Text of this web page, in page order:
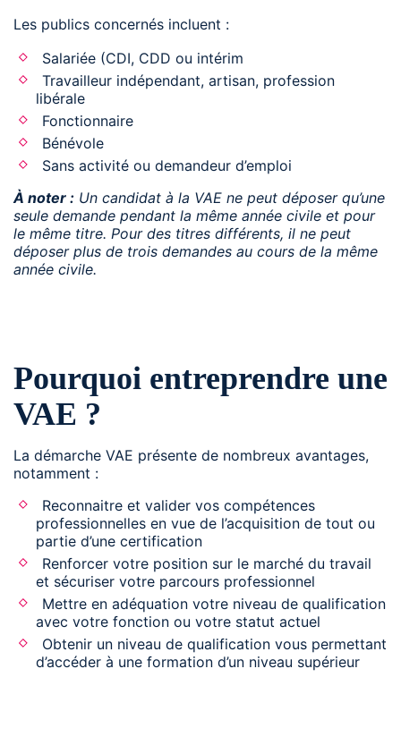
Les publics concernés incluent :
Salariée (CDI, CDD ou intérim
Travailleur indépendant, artisan, profession
libérale
Fonctionnaire
Bénévole
Sans activité ou demandeur d’emploi
À noter : Un candidat à la VAE ne peut déposer qu’une
seule demande pendant la même année civile et pour
le même titre. Pour des titres différents, il ne peut
déposer plus de trois demandes au cours de la même
année civile.
Pourquoi entreprendre une
VAE ?
La démarche VAE présente de nombreux avantages,
notamment :
Reconnaitre et valider vos compétences
professionnelles en vue de l’acquisition de tout ou
partie d’une certification
Renforcer votre position sur le marché du travail
et sécuriser votre parcours professionnel
Mettre en adéquation votre niveau de qualification
avec votre fonction ou votre statut actuel
Obtenir un niveau de qualification vous permettant
d’accéder à une formation d’un niveau supérieur